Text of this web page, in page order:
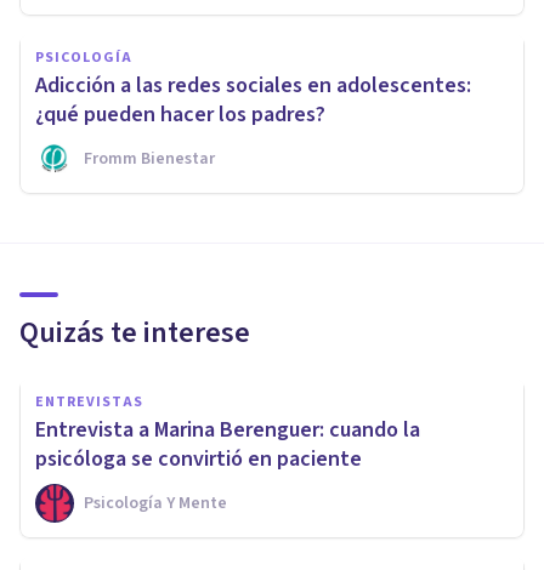
PSICOLOGÍA
Adicción a las redes sociales en adolescentes:
¿qué pueden hacer los padres?
Fromm Bienestar
Quizás te interese
ENTREVISTAS
Entrevista a Marina Berenguer: cuando la
psicóloga se convirtió en paciente
Psicología Y Mente